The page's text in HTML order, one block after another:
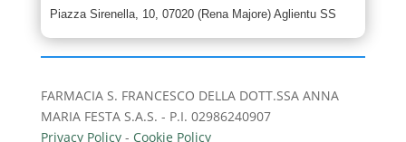
Piazza Sirenella, 10, 07020 (Rena Majore) Aglientu SS
FARMACIA S. FRANCESCO DELLA DOTT.SSA ANNA
MARIA FESTA S.A.S. - P.I. 02986240907
Privacy Policy- Cookie Policy